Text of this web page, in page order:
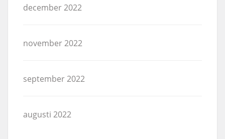
december 2022
november 2022
september 2022
augusti 2022